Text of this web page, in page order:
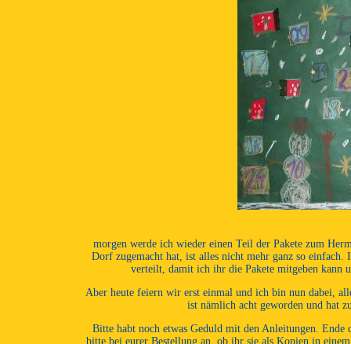
morgen werde ich wieder einen Teil der Pakete zum
Dorf zugemacht hat, ist alles nicht mehr ganz so
verteilt, damit ich ihr die Pakete mitgeben kann
Aber heute feiern wir erst einmal und ich bin nun dabei,
ist nämlich acht geworden und hat
Bitte habt noch etwas Geduld mit den Anleitungen. Ende
bitte bei eurer Bestellung an, ob ihr sie als Kopien in